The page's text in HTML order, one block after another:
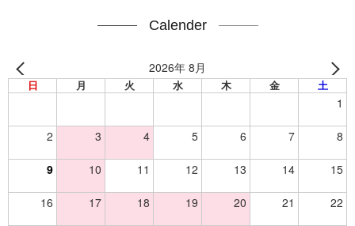
Calender
2026年 8月
日 月 火 水 木 金 土
1
2 3 4 5 6 7 8
9 10 11 12 13 14 15
16 17 18 19 20 21 22